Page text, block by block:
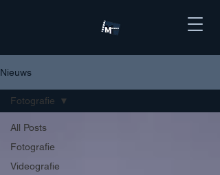
Nieuws
All Posts
Fotografie
Videografie
Fotografie